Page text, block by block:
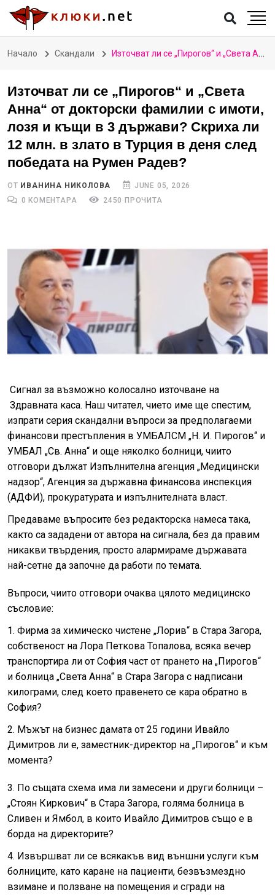
Начало Скандали Източват ли се „Пирогов“ и „Света Анна“ от докторски фамилии с имоти, лозя и къщи в 3 държави? Скриха ли 12 млн. в злато в Турция в деня след победата на Румен Радев?
Източват ли се „Пирогов“ и „Света
Анна“ от докторски фамилии с имоти,
лозя и къщи в 3 държави? Скриха ли
12 млн. в злато в Турция в деня след
победата на Румен Радев?
ОТ ИВАНИНА НИКОЛОВА
JUNE 05, 2026
0 КОМЕНТАРА
2450 ПРОЧИТА
Сигнал за възможно колосално източване на
Здравната каса. Наш читател, чието име ще спестим,
изпрати серия скандални въпроси за предполагаеми
финансови престъпления в УМБАЛСМ „Н. И. Пирогов“ и
УМБАЛ „Св. Анна“ и още няколко болници, чиито
отговори дължат Изпълнителна агенция „Медицински
надзор“, Агенция за държавна финансова инспекция
(АДФИ), прокуратурата и изпълнителната власт.
Предаваме въпросите без редакторска намеса така,
както са зададени от автора на сигнала, без да правим
никакви твърдения, просто алармираме държавата
най-сетне да започне да работи по темата.
Въпроси, чиито отговори очаква цялото медицинско
съсловие:
1. Фирма за химическо чистене „Лорив“ в Стара Загора,
собственост на Лора Петкова Топалова, всяка вечер
транспортира ли от София част от прането на „Пирогов“
и болница „Света Анна“ в Стара Загора с надписани
килограми, след което правенето се кара обратно в
София?
2. Мъжът на бизнес дамата от 25 години Ивайло
Димитров ли е, заместник-директор на „Пирогов“ и към
момента?
3. По същата схема има ли замесени и други болници –
„Стоян Киркович“ в Стара Загора, голяма болница в
Сливен и Ямбол, в които Ивайло Димитров също е в
борда на директорите?
4. Извършват ли се всякакъв вид външни услуги към
болниците, като каране на пациенти, безвъзмездно
взимане и ползване на помещения и сгради на